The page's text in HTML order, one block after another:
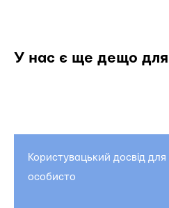
У нас є ще дещо для
Користувацький досвід для
особисто